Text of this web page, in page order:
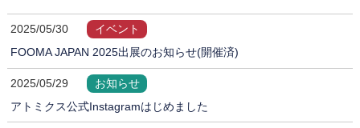
2025/05/30
イベント
FOOMA JAPAN 2025出展のお知らせ(開催済)
2025/05/29
お知らせ
アトミクス公式Instagramはじめました